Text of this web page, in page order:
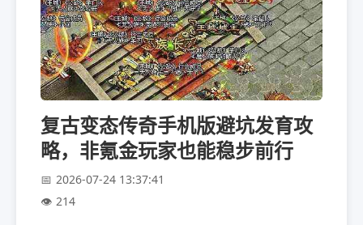
复古变态传奇手机版避坑发育攻
略，非氪金玩家也能稳步前行
2026-07-24 13:37:41
214